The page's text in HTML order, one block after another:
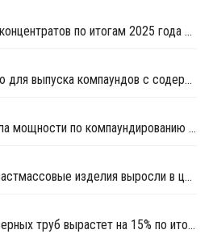
Российский рынок суперконцентратов по итогам 2025 года сократился на 6%
БАЛИТЕХ поставил линию для выпуска компаундов с содержанием стекловолокна до 35%
Domo Chemicals нарастила мощности по компаундированию в Индии
В России резиновые и пластмассовые изделия выросли в цене на 8,3%
Российский рынок полимерных труб вырастет на 15% по итогам 2023 года - Полипластик